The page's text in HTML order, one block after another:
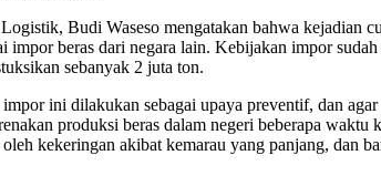
Budi Waseso mengatakan bahwa kejadian
impor beras dari negara lain. Kebijakan impor
sebanyak 2 juta ton.
ini dilakukan sebagai upaya preventif, dan
produksi beras dalam negeri beberapa
kekeringan akibat kemarau yang panjang, dan